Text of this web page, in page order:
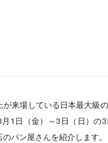
来場している日本最大級
1日（金）～3日（日）の
パン屋さんを紹介します。